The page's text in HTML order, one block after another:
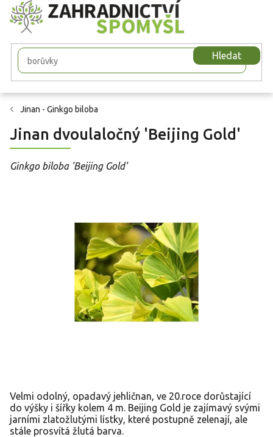
Přejít
na
obsah
Hledat
Jinan - Ginkgo biloba
Jinan dvoulaločný 'Beijing Gold'
Ginkgo biloba 'Beijing Gold'
Velmi odolný, opadavý jehličnan, ve 20.roce dorůstající
do výšky i šířky kolem 4 m. Beijing Gold je zajímavý svými
jarními zlatožlutými lístky, které postupně zelenají, ale
stále prosvítá žlutá barva.